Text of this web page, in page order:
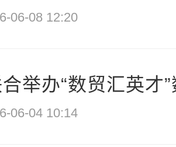
06-08 12:20
举办“数贸汇英才
06-04 10:14